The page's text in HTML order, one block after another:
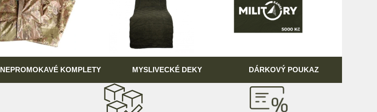
NEPROMOKAVÉ KOMPLETY MYSLIVECKÉ DEKY DÁRKOVÝ POUKAZ